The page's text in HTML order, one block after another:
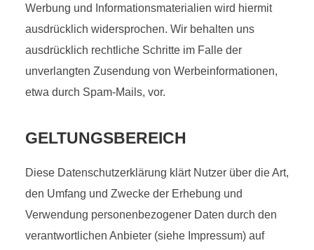
Werbung und Informationsmaterialien wird hiermit
ausdrücklich widersprochen. Wir behalten uns
ausdrücklich rechtliche Schritte im Falle der
unverlangten Zusendung von Werbeinformationen,
etwa durch Spam-Mails, vor.
GELTUNGSBEREICH
Diese Datenschutzerklärung klärt Nutzer über die Art,
den Umfang und Zwecke der Erhebung und
Verwendung personenbezogener Daten durch den
verantwortlichen Anbieter (siehe Impressum) auf